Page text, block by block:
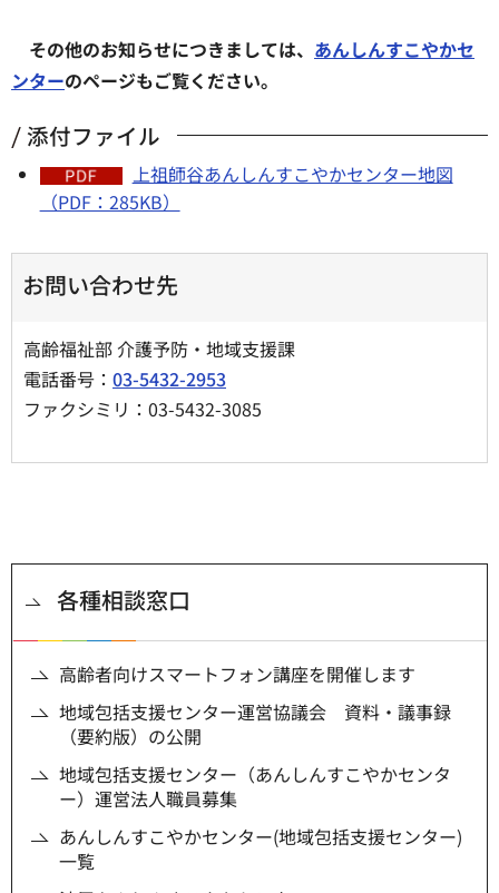
その他のお知らせにつきましては、 あんしんすこやかセ
ンターのページもご覧ください。
添付ファイル
上祖師谷あんしんすこやかセンター地図
（PDF：285KB）
お問い合わせ先
高齢福祉部 介護予防・地域支援課
電話番号： 03-5432-2953
ファクシミリ：03-5432-3085
各種相談窓口
高齢者向けスマートフォン講座を開催します
地域包括支援センター運営協議会 資料・議事録
（要約版）の公開
地域包括支援センター（あんしんすこやかセンタ
ー）運営法人職員募集
あんしんすこやかセンター(地域包括支援センター)
一覧